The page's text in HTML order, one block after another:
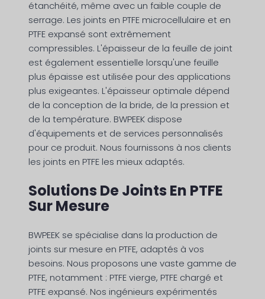
étanchéité, même avec un faible couple de
serrage. Les joints en PTFE microcellulaire et en
PTFE expansé sont extrêmement
compressibles. L'épaisseur de la feuille de joint
est également essentielle lorsqu'une feuille
plus épaisse est utilisée pour des applications
plus exigeantes. L'épaisseur optimale dépend
de la conception de la bride, de la pression et
de la température. BWPEEK dispose
d'équipements et de services personnalisés
pour ce produit. Nous fournissons à nos clients
les joints en PTFE les mieux adaptés.
Solutions De Joints En PTFE
Sur Mesure
BWPEEK se spécialise dans la production de
joints sur mesure en PTFE, adaptés à vos
besoins. Nous proposons une vaste gamme de
PTFE, notamment : PTFE vierge, PTFE chargé et
PTFE expansé. Nos ingénieurs expérimentés